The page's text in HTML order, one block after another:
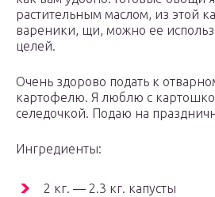
растительным маслом, из этой
вареники, щи, можно ее
целей.
Очень здорово подать к
картофелю. Я люблю с
селедочкой. Подаю на
Ингредиенты:
2 кг. — 2.3 кг. капусты